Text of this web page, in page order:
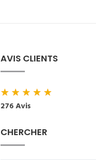
AVIS CLIENTS
★★★★★
276 Avis
CHERCHER